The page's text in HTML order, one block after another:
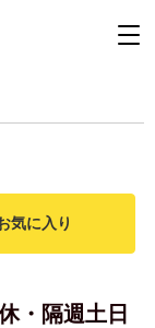
気に入り
・隔週土日